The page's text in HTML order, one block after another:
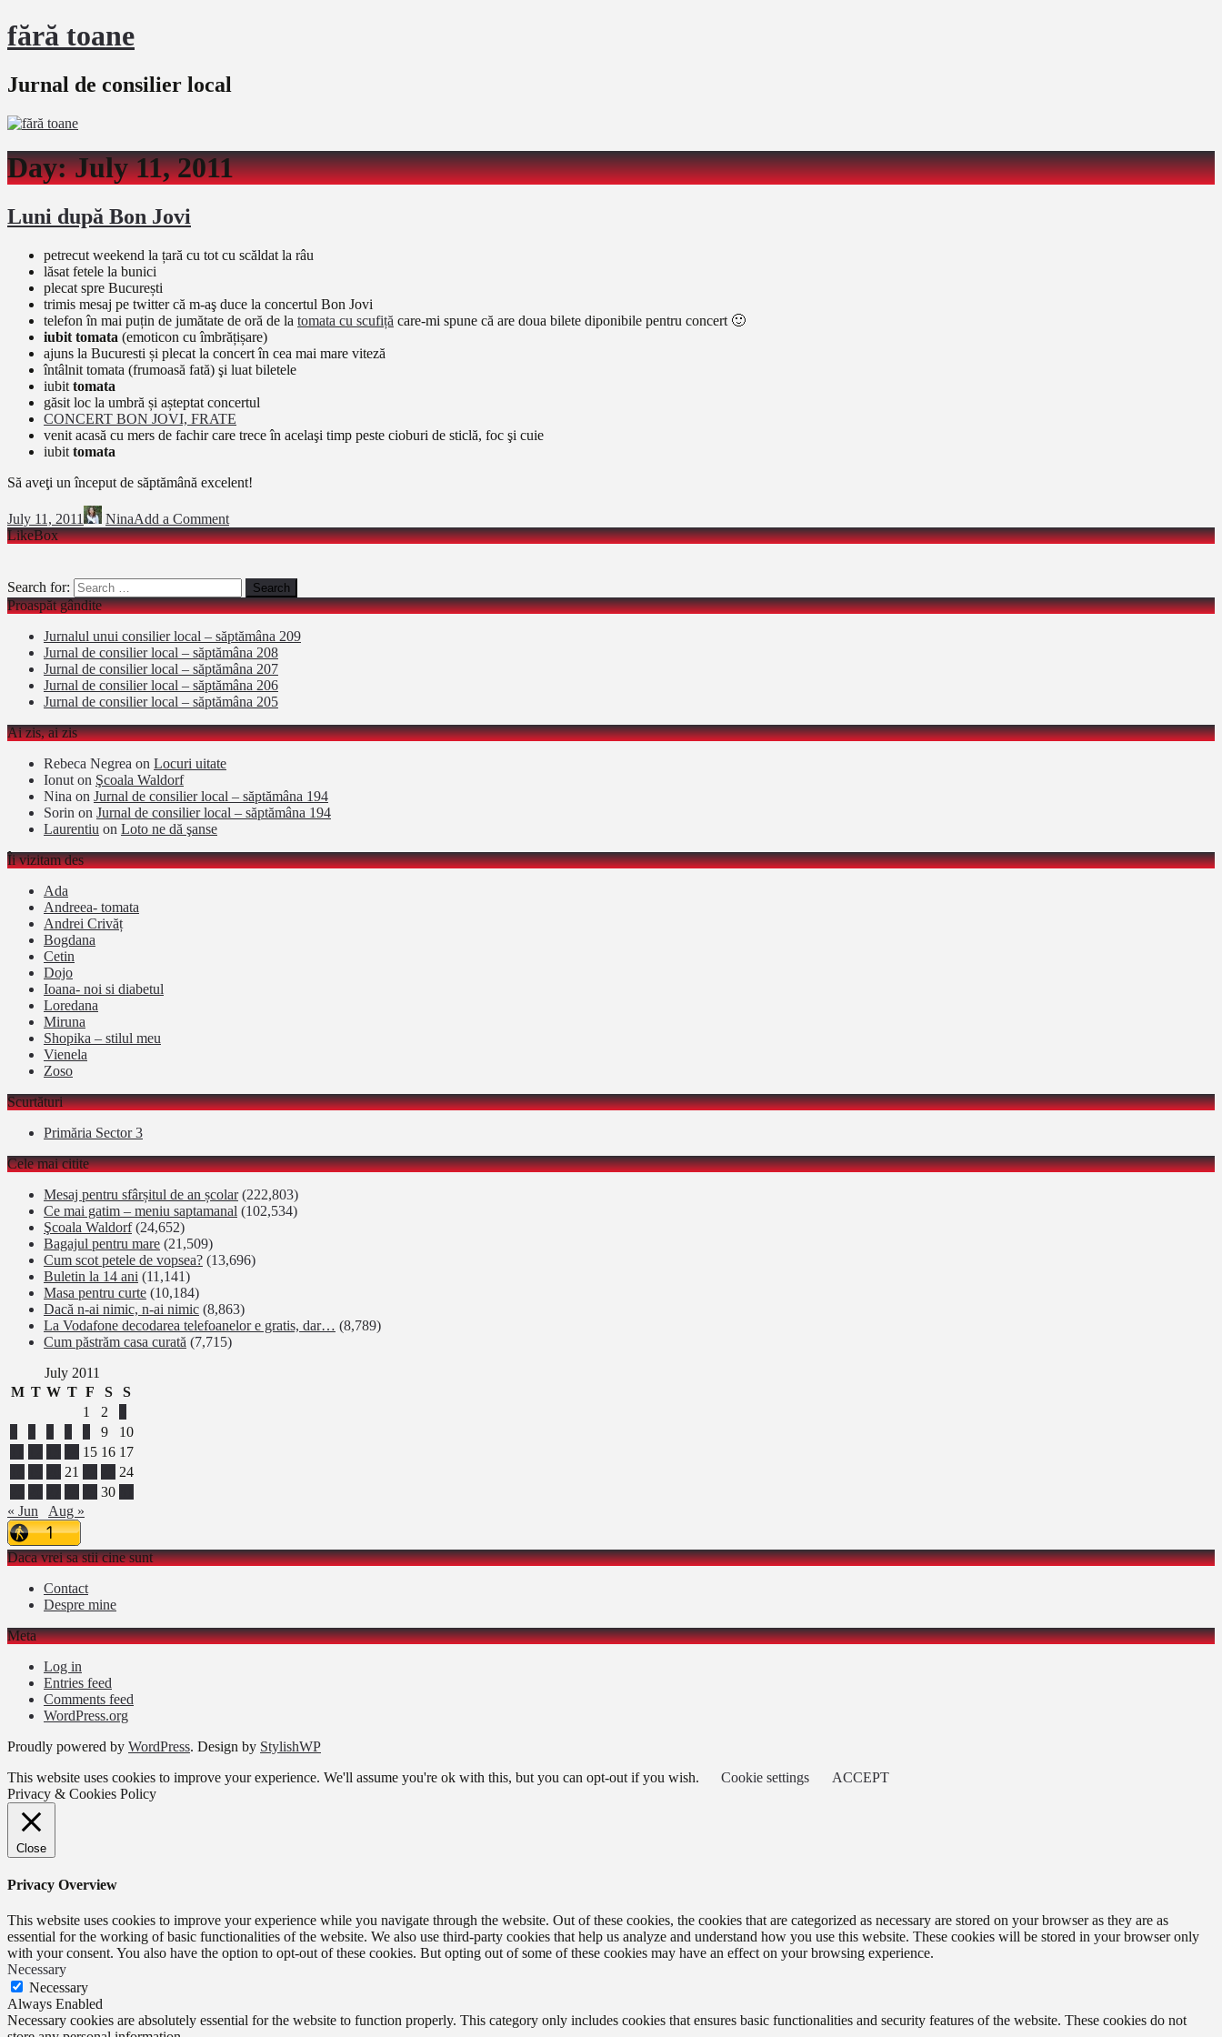
fără toane
Jurnal de consilier local
Day:July 11, 2011
Luni după Bon Jovi
petrecut weekend la țară cu tot cu scăldat la râu
lăsat fetele la bunici
plecat spre București
trimis mesaj pe twitter că m-aş duce la concertul Bon Jovi
telefon în mai puțin de jumătate de oră de la tomata cu scufiță care-mi spune că are doua bilete diponibile pentru concert 🙂
iubit tomata (emoticon cu îmbrățișare)
ajuns la Bucuresti și plecat la concert în cea mai mare viteză
întâlnit tomata (frumoasă fată) şi luat biletele
iubit tomata
găsit loc la umbră și așteptat concertul
CONCERT BON JOVI, FRATE
venit acasă cu mers de fachir care trece în acelaşi timp peste cioburi de sticlă, foc şi cuie
iubit tomata
Să aveţi un început de săptămână excelent!
July 11, 2011 NinaAdd a Comment
LikeBox
Search for:
Proaspăt gândite
Jurnalul unui consilier local – săptămâna 209
Jurnal de consilier local – săptămâna 208
Jurnal de consilier local – săptămâna 207
Jurnal de consilier local – săptămâna 206
Jurnal de consilier local – săptămâna 205
Ai zis, ai zis
Rebeca Negrea on Locuri uitate
Ionut on Şcoala Waldorf
Nina on Jurnal de consilier local – săptămâna 194
Sorin on Jurnal de consilier local – săptămâna 194
Laurentiu on Loto ne dă şanse
Îi vizitam des
Ada
Andreea- tomata
Andrei Crivăț
Bogdana
Cetin
Dojo
Ioana- noi si diabetul
Loredana
Miruna
Shopika – stilul meu
Vienela
Zoso
Scurtături
Primăria Sector 3
Cele mai citite
Mesaj pentru sfârșitul de an școlar (222,803)
Ce mai gatim – meniu saptamanal (102,534)
Şcoala Waldorf (24,652)
Bagajul pentru mare (21,509)
Cum scot petele de vopsea? (13,696)
Buletin la 14 ani (11,141)
Masa pentru curte (10,184)
Dacă n-ai nimic, n-ai nimic (8,863)
La Vodafone decodarea telefoanelor e gratis, dar… (8,789)
Cum păstrăm casa curată (7,715)
July 2011
M T W T F S
S
1
2
9
10
15 16 17
21
24
30
« Jun
Aug »
Daca vrei sa stii cine sunt
Contact
Despre mine
Meta
Log in
Entries feed
Comments feed
WordPress.org
Proudly powered by WordPress. Design by StylishWP
This website uses cookies to improve your experience. We'll assume you're ok with this, but you can opt-out if you wish.
Cookie settings
ACCEPT
Privacy & Cookies Policy
Close
Privacy Overview
This website uses cookies to improve your experience while you navigate through the website. Out of these cookies, the cookies that are categorized as necessary are stored on your browser as they are as
essential for the working of basic functionalities of the website. We also use third-party cookies that help us analyze and understand how you use this website. These cookies will be stored in your browser only
with your consent. You also have the option to opt-out of these cookies. But opting out of some of these cookies may have an effect on your browsing experience.
Necessary
Necessary
Always Enabled
Necessary cookies are absolutely essential for the website to function properly. This category only includes cookies that ensures basic functionalities and security features of the website. These cookies do not